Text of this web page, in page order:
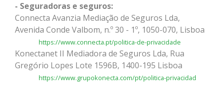
- Seguradoras e seguros:
Connecta Avanzia Mediação de Seguros Lda,
Avenida Conde Valbom, n.º 30 - 1º, 1050-070, Lisboa
https://www.connecta.pt/politica-de-privacidade
Konectanet II Mediadora de Seguros Lda, Rua
Gregório Lopes Lote 1596B, 1400-195 Lisboa
https://www.grupokonecta.com/pt/politica-privacidad